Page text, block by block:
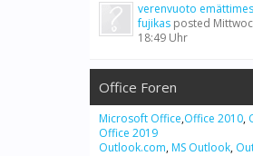
verenvuoto
fujikas posted
18:49 Uhr
Office Foren
Microsoft Office,Office 2010,
Office 2019
Outlook.com, MS Outlook,